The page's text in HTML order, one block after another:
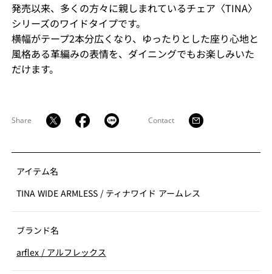
発売以来、多くの方々に親しまれているチェア〈TINA〉
シリーズのワイドタイプです。
横幅がテープ2本分広くなり、ゆったりとした座り心地と
風格ある革編みの表情を、ダイニングでもお楽しみいた
だけます。
Share Contact
アイテム名
TINA WIDE ARMLESS / ティナワイド アームレス
ブランド名
arflex / アルフレックス